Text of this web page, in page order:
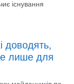
існування
доводять,
лише для